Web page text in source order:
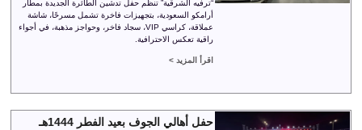
“ترفيه الشرقية” تنظم حفل تدشين الطائرة الجديدة بمطار
أرامكو السعودية، بتجهيزات فاخرة تشمل مسرحًا، شاشة
عملاقة، كراسي VIP، سجاد فاخر، وحواجز مذهبة، في أجواء
راقية تعكس الاحترافية.
اقرأ المزيد >
حفل أهالي الجوف بعيد الفطر 1444هـ